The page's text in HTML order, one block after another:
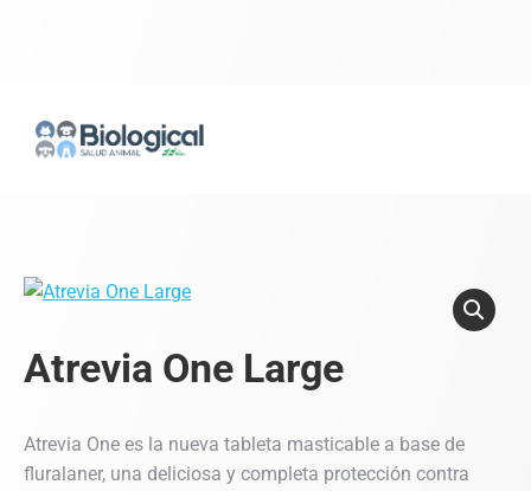
Atrevia One Large
Atrevia One es la nueva tableta masticable a base de
fluralaner, una deliciosa y completa protección contra